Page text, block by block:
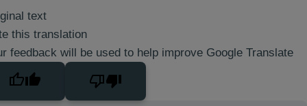
text
this translation
feedback will be used to help improve Google Translate